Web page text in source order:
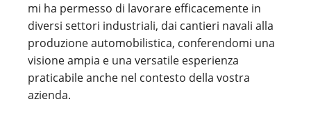
mi ha permesso di lavorare efficacemente in
diversi settori industriali, dai cantieri navali alla
produzione automobilistica, conferendomi una
visione ampia e una versatile esperienza
praticabile anche nel contesto della vostra
azienda.